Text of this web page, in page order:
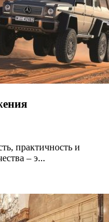
практичность и
– э...